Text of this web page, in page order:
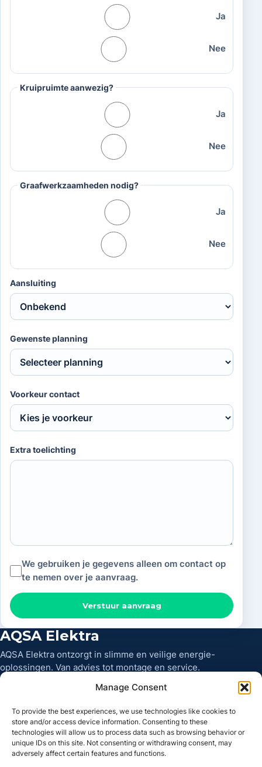
Manage Consent
To provide the best experiences, we use technologies like cookies to
store and/or access device information. Consenting to these
technologies will allow us to process data such as browsing behavior or
unique IDs on this site. Not consenting or withdrawing consent, may
adversely affect certain features and functions.
Ja
Nee
Kruipruimte aanwezig?
Ja
Nee
Graafwerkzaamheden nodig?
Ja
Nee
Aansluiting
Gewenste planning
Voorkeur contact
Extra toelichting
We gebruiken je gegevens alleen om contact op
te nemen over je aanvraag.
Verstuur aanvraag
AQSA Elektra
AQSA Elektra ontzorgt in slimme en veilige energie-
oplossingen. Van advies tot montage en service.
Installatie
Thuisbatterij
Offerte aanvragen